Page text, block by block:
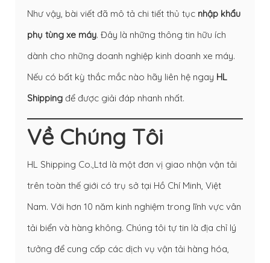
Như vậy, bài viết đã mô tả chi tiết thủ tục nhập khẩu
phụ tùng xe máy. Đây là những thông tin hữu ích
dành cho những doanh nghiệp kinh doanh xe máy.
Nếu có bất kỳ thắc mắc nào hãy liên hệ ngay HL
Shipping để được giải đáp nhanh nhất.
Về Chúng Tôi
HL Shipping Co.,Ltd là một đơn vị giao nhận vận tải
trên toàn thế giới có trụ sở tại Hồ Chí Minh, Việt
Nam. Với hơn 10 năm kinh nghiệm trong lĩnh vực vân
tải biển và hàng không. Chúng tôi tự tin là địa chỉ lý
tưởng để cung cấp các dịch vụ vận tải hàng hóa,